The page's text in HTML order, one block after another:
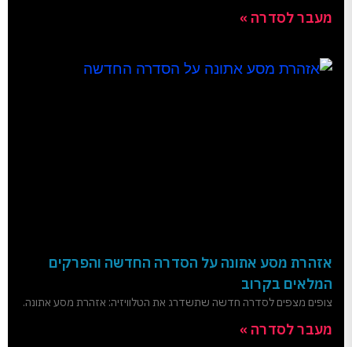
מעבר לסדרה »
אזהרת מסע אתונה על הסדרה החדשה והפרקים
המלאים בקרוב
צופים מצפים לסדרה חדשה שתשדרג את הטלוויזיה: אזהרת מסע אתונה.
מעבר לסדרה »